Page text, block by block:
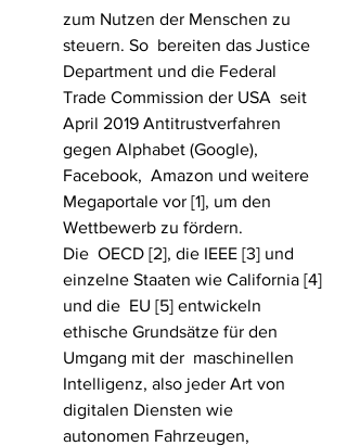
zum Nutzen der Menschen zu
steuern. So  bereiten das Justice
Department und die Federal
Trade Commission der USA  seit
April 2019 Antitrustverfahren
gegen Alphabet (Google),
Facebook,  Amazon und weitere
Megaportale vor [1], um den
Wettbewerb zu fördern.
Die  OECD [2], die IEEE [3] und
einzelne Staaten wie California [4]
und die  EU [5] entwickeln
ethische Grundsätze für den
Umgang mit der  maschinellen
Intelligenz, also jeder Art von
digitalen Diensten wie
autonomen Fahrzeugen,